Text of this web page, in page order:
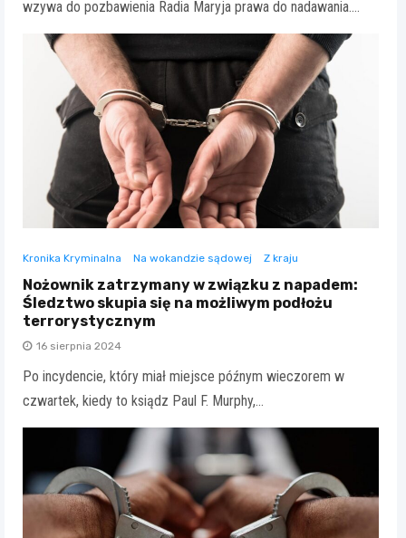
wzywa do pozbawienia Radia Maryja prawa do nadawania.…
Kronika Kryminalna Na wokandzie sądowej Z kraju
Nożownik zatrzymany w związku z napadem:
Śledztwo skupia się na możliwym podłożu
terrorystycznym
16 sierpnia 2024
Po incydencie, który miał miejsce późnym wieczorem w
czwartek, kiedy to ksiądz Paul F. Murphy,…